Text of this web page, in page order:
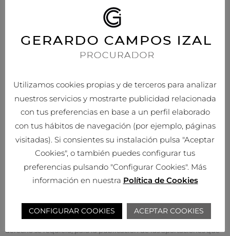
disposición – y la transformación, de la totalidad o parte de los
contenidos del Sitio Web, en cualquier soporte y por cualquier
medio técnico, sin la previa autorización expresa y por escrito de
GERARDO CAMPOS IZAL.
señaladas, se estarán vulnerando esos derechos exclusivos de
propiedad intelectual o industrial que le corresponden a
GERARDO CAMPOS IZAL . Por tanto, te comprometes a respetar
tales derechos, absteniéndose además de suprimir, alterar, eludir
o manipular cualquier dispositivo de protección o sistema de
seguridad que estuviera instalado en las páginas deGERARDO
CAMPOS IZAL
Contenidos generados por el usuario
Con la aceptación de los presentes términos de uso, concedes a
GERARDO CAMPOS IZALuna licencia tan amplia, como en
derecho se requiera, para la publicación de las aportaciones que
Utilizamos cookies propias y de terceros para analizar
nuestros servicios y mostrarte publicidad relacionada
con tus preferencias en base a un perfil elaborado
con tus hábitos de navegación (por ejemplo, páginas
visitadas). Si consientes su instalación pulsa "Aceptar
Cookies", o también puedes configurar tus
preferencias pulsando "Configurar Cookies". Más
información en nuestra Política de Cookies
CONFIGURAR COOKIES ACEPTAR COOKIES